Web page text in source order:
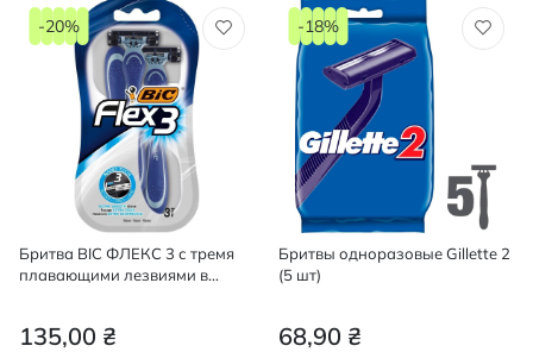
Бритва BIC ФЛЕКС 3 с тремя
плавающими лезвиями в
135,00 ₴
-20%
Бритвы одноразовые Gillette 2
(5 шт)
68,90 ₴
-18%